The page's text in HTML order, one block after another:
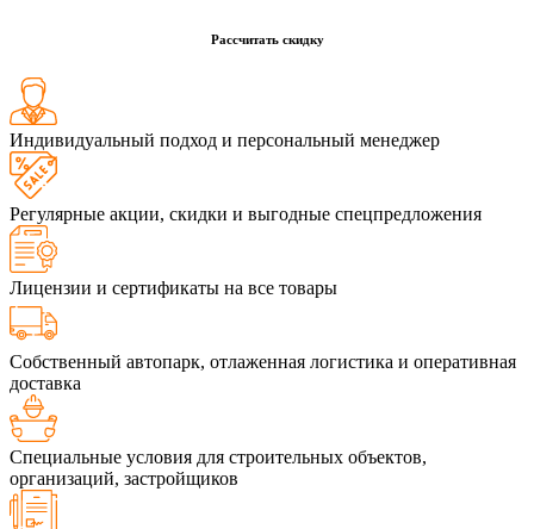
Рассчитать скидку
Индивидуальный подход и персональный менеджер
Регулярные акции, скидки и выгодные спецпредложения
Лицензии и сертификаты на все товары
Собственный автопарк, отлаженная логистика и оперативная
доставка
Специальные условия для строительных объектов,
организаций, застройщиков